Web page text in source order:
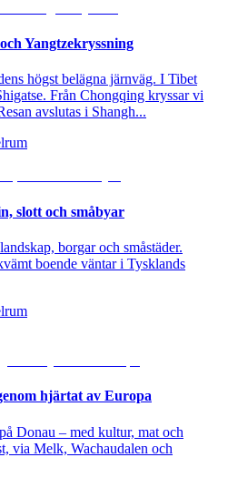
Yangtzekryssning
högst belägna järnväg. I Tibet
Från Chongqing kryssar vi
avslutas i Shangh...
slott och småbyar
borgar och småstäder.
boende väntar i Tysklands
hjärtat av Europa
Donau – med kultur, mat och
via Melk, Wachaudalen och